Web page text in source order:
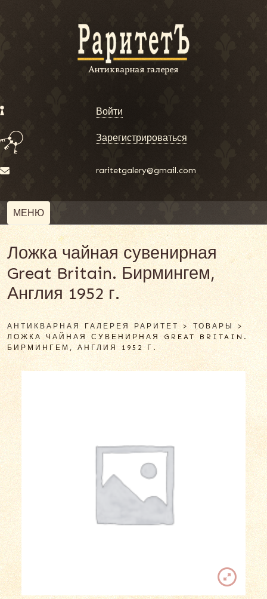
Войти
Зарегистрироваться
raritetgalery@gmail.com
МЕНЮ
Ложка чайная сувенирная
Great Britain. Бирмингем,
Англия 1952 г.
АНТИКВАРНАЯ ГАЛЕРЕЯ РАРИТЕТ >ТОВАРЫ >
ЛОЖКА ЧАЙНАЯ СУВЕНИРНАЯ GREAT BRITAIN.
БИРМИНГЕМ, АНГЛИЯ 1952 Г.